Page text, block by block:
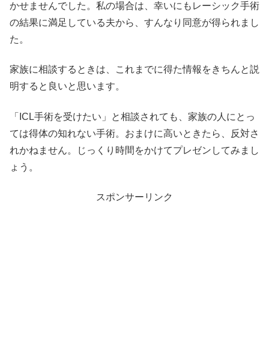
かせませんでした。私の場合は、幸いにもレーシック手術
の結果に満足している夫から、すんなり同意が得られまし
た。
家族に相談するときは、これまでに得た情報をきちんと説
明すると良いと思います。
「ICL手術を受けたい」と相談されても、家族の人にとっ
ては得体の知れない手術。おまけに高いときたら、反対さ
れかねません。じっくり時間をかけてプレゼンしてみまし
ょう。
スポンサーリンク